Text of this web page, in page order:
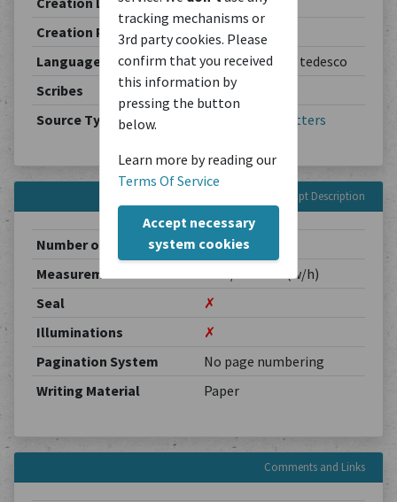
tracking mechanisms or
3rd party cookies. Please
confirm that you received
this information by
pressing the button
below.
Learn more by reading our
Terms Of Service
Accept necessary
system cookies
Creation Period
1902-03-19
Languages
Deutsch / allemand / tedesco
Scribes
Theodor Schiemann
Source Type
Letters
Manuscript Description
Number of Pages
4
Measurements
0.00 / 0.00 cm (w/h)
Seal
✗
Illuminations
✗
Pagination System
No page numbering
Writing Material
Paper
Comments and Links